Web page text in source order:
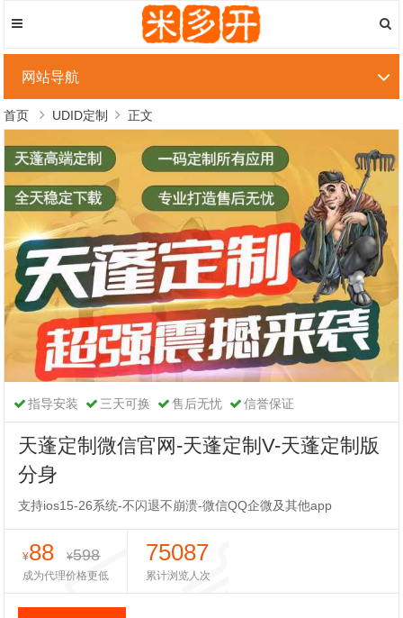
网站导航
首页 UDID定制 正文
指导安装 三天可换 售后无忧 信誉保证
天蓬定制微信官网-天蓬定制V-天蓬定制版
分身
支持ios15-26系统-不闪退不崩溃-微信QQ企微及其他app
¥88 ¥598
成为代理价格更低
75087
累计浏览人次